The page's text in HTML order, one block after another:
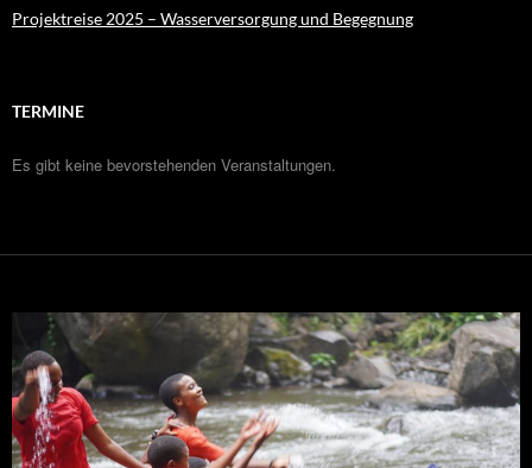
Projektreise 2025 – Wasserversorgung und Begegnung
TERMINE
Es gibt keine bevorstehenden Veranstaltungen.